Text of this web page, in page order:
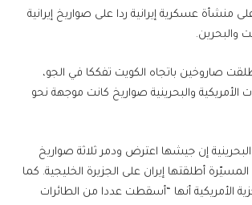
منشأة عسكرية إيرانية ردا على صواريخ إيرانية
والبحرين.
صاروخين باتجاه الكويت تفككا في الجو،
الأمريكية والبحرينية صواريخ كانت موجهة نحو
البحرينية إن جيشها اعترض ودمر ثلاثة صواريخ
أطلقتها إيران على الجزيرة الخليجية. كما
الأمريكية أنها “أسقطت عددا من الطائرات